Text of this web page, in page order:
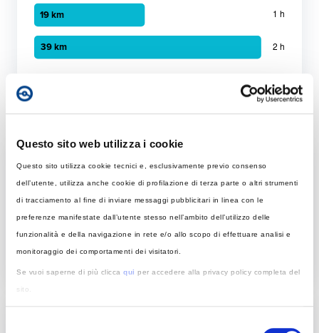
Questo sito web utilizza i cookie
Questo sito utilizza cookie tecnici e, esclusivamente previo consenso
dell’utente, utilizza anche cookie di profilazione di terza parte o altri strumenti
di tracciamento al fine di inviare messaggi pubblicitari in linea con le
preferenze manifestate dall’utente stesso nell’ambito dell’utilizzo delle
funzionalità e della navigazione in rete e/o allo scopo di effettuare analisi e
monitoraggio dei comportamenti dei visitatori.
Se vuoi saperne di più clicca qui per accedere alla privacy policy completa del
sito.
navigazione più soddisfacente. Puoi modificare le tue scelte in tema di cookie
1 ora:19 km
Tempo di ricarica con diverse soluzioni
Per 50 km
Tempo di ricarica con 22 kW